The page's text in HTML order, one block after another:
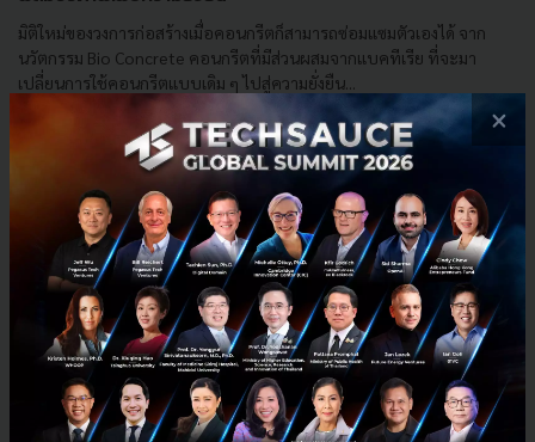
มิติใหม่ของวงการก่อสร้างเมื่อคอนกรีตก็สามารถซ่อมแซมตัวเองได้ จาก
นวัตกรรม Bio Concrete คอนกรีตที่มีส่วนผสมจากแบคทีเรีย ที่จะมา
เปลี่ยนการใช้คอนกรีตแบบเดิม ๆ ไปสู่ความยั่งยืน...
| ByTechsauce Team
Sustainable Focus bio concrete
E-mail :contact@techsauce.co
Tel : 02-001-5375
×